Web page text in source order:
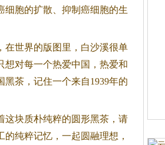
细胞的扩散、抑制癌细胞的生
在世界的版图里，白沙溪很单
想对每一个热爱中国，热爱和
黑茶，记住一个来自1939年的
这块质朴纯粹的圆形黑茶 ，请
纯粹记忆，一起圆融理想，